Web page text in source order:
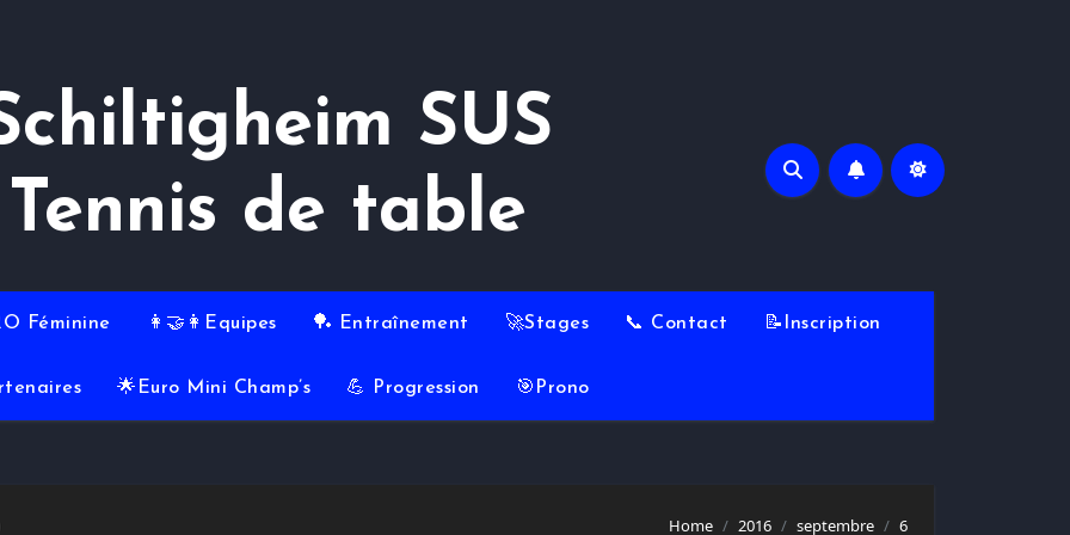
SUS
Tennis de table
Féminine 👩‍🤝‍👩Equipes 🏓 Entraînement 🚀Stages 📞 Contact 📝Inscription
🌟Euro Mini Champ’s 💪 Progression 🎯Prono
Home 2016 septembre 6